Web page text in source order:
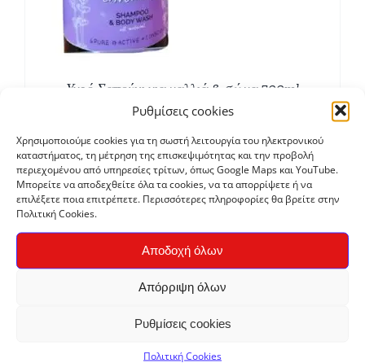
Ρυθμίσεις cookies
Χρησιμοποιούμε cookies για τη σωστή λειτουργία του ηλεκτρονικού
καταστήματος, τη μέτρηση της επισκεψιμότητας και την προβολή
περιεχομένου από υπηρεσίες τρίτων, όπως Google Maps και YouTube.
Μπορείτε να αποδεχθείτε όλα τα cookies, να τα απορρίψετε ή να
επιλέξετε ποια επιτρέπετε. Περισσότερες πληροφορίες θα βρείτε στην
Πολιτική Cookies.
Αποδοχή όλων
Απόρριψη όλων
Ρυθμίσεις cookies
Πολιτική Cookies
Υγρό Σαπούνι για μαλλιά & σώμα 500ml
€6,15
Στέρεο βιολογικό σαμπουάν
€5,80